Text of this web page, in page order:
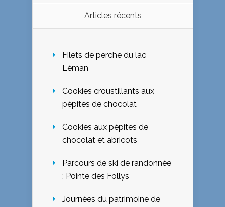
Articles récents
Filets de perche du lac
Léman
Cookies croustillants aux
pépites de chocolat
Cookies aux pépites de
chocolat et abricots
Parcours de ski de randonnée
: Pointe des Follys
Journées du patrimoine de